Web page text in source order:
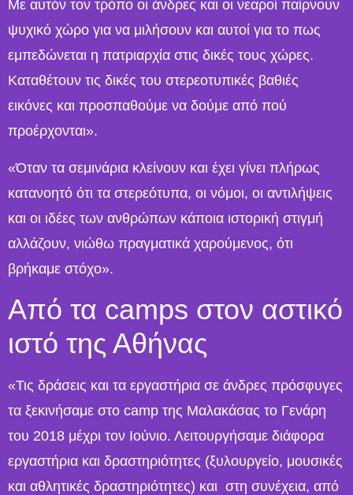
Με αυτόν τον τρόπο οι άνδρες και οι νεαροί παίρνουν
ψυχικό χώρο για να μιλήσουν και αυτοί για το πως
εμπεδώνεται η πατριαρχία στις δικές τους χώρες.
Καταθέτουν τις δικές του στερεοτυπικές βαθιές
εικόνες και προσπαθούμε να δούμε από πού
προέρχονται».
«Όταν τα σεμινάρια κλείνουν και έχει γίνει πλήρως
κατανοητό ότι τα στερεότυπα, οι νόμοι, οι αντιλήψεις
και οι ιδέες των ανθρώπων κάποια ιστορική στιγμή
αλλάζουν, νιώθω πραγματικά χαρούμενος, ότι
βρήκαμε στόχο».
Από τα camps στον αστικό
ιστό της Αθήνας
«Τις δράσεις και τα εργαστήρια σε άνδρες πρόσφυγες
τα ξεκινήσαμε στο camp της Μαλακάσας το Γενάρη
του 2018 μέχρι τον Ιούνιο. Λειτουργήσαμε διάφορα
εργαστήρια και δραστηριότητες (ξυλουργείο, μουσικές
και αθλητικές δραστηριότητες) και στη συνέχεια, από